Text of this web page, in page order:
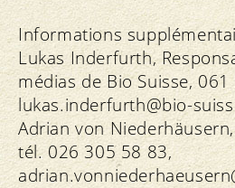
Informations
Lukas Inderfurth,
médias de Bio Suisse,
lukas.inderfurth@bio-
Adrian von
tél. 026 305 58 83,
adrian.